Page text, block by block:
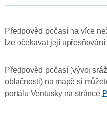
Předpověď počasí na více
lze očekávat její
Předpověď počasí (vývoj
oblačnosti) na mapě si
portálu Ventusky na stránce